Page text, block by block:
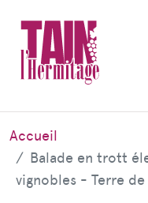
Accueil
Balade en trott
vignobles - Terre de